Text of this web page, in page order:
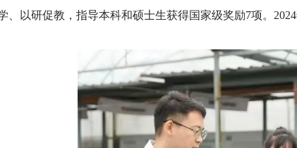
、以研促教，指导本科和硕士生获得国家级奖励7项。